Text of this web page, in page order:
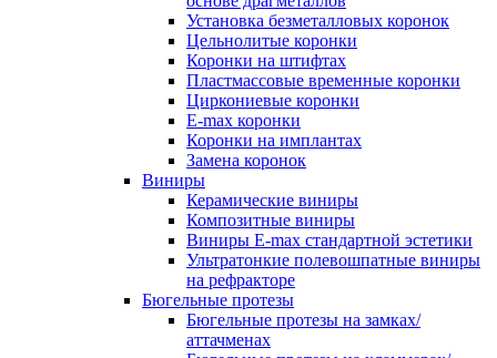
Установка безметалловых коронок
Цельнолитые коронки
Коронки на штифтах
Пластмассовые временные коронки
Циркониевые коронки
E-max коронки
Коронки на имплантах
Замена коронок
Виниры
Керамические виниры
Композитные виниры
Виниры E-max стандартной эстетики
Ультратонкие полевошпатные виниры
на рефракторе
Бюгельные протезы
Бюгельные протезы на замках/
аттачменах